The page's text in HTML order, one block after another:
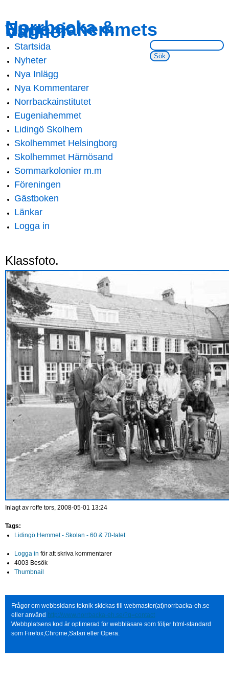
main
content
navigation
Norrbacka &
Eugeniahemmets
Vänner
Sök på webbsidan:
Main menu
Startsida
Nyheter
Nya Inlägg
Nya Kommentarer
Norrbackainstitutet
Eugeniahemmet
Lidingö Skolhem
Skolhemmet Helsingborg
Skolhemmet Härnösand
Sommarkolonier m.m
Föreningen
Gästboken
Länkar
Logga in
Klassfoto.
Inlagt av roffe tors, 2008-05-01 13:24
Tags:
Lidingö Hemmet - Skolan - 60 & 70-talet
Logga in för att skriva kommentarer
4003 Besök
Thumbnail
Frågor om webbsidans teknik skickas till webmaster(at)norrbacka-eh.se
eller använd http://www.norrbacka-eh.se/?q=contact
Webbplatsens kod är optimerad för webbläsare som följer html-standard
som Firefox,Chrome,Safari eller Opera.